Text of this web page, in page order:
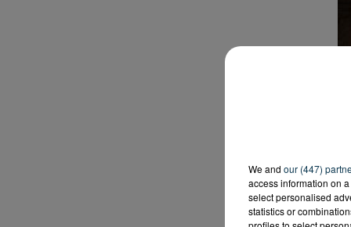
We and our (447)
access information on
select personalised
statistics or